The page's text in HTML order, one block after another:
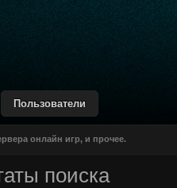
by CodeGame Networks
Пользователи
онлайн игр, и прочее.
поиска